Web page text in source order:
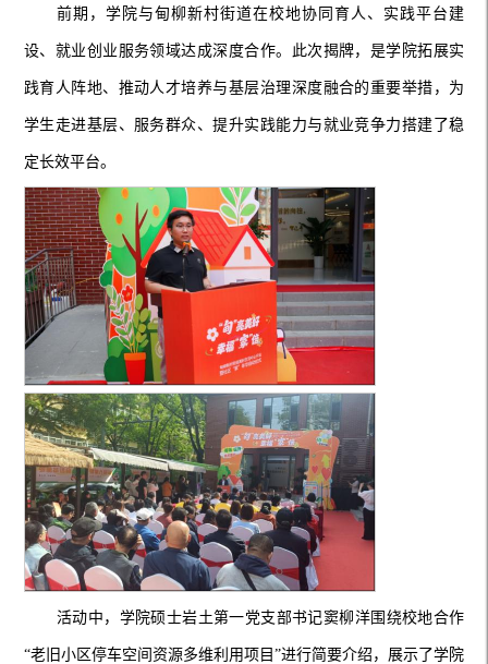
前期，学院与甸柳新村街道在校地协同育人、实践平台建
设、就业创业服务领域达成深度合作。 此次揭牌，是学院拓展实
践育人阵地、推动人才培养与基层治理深度融合的重要举措， 为
学生走进基层、服务群众、提升实践能力与就业竞争力搭建了稳
定长效平台。
活动中， 学院硕士岩土第一党支部书记窦柳洋围绕校地合作
“老旧小区停车空间资源多维利用项目”进行简要介绍，展示 了学院